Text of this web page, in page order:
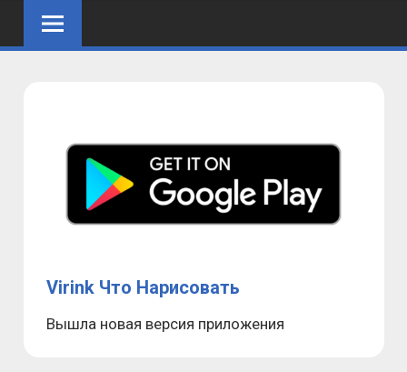
Virink Что Нарисовать
Вышла новая версия приложения